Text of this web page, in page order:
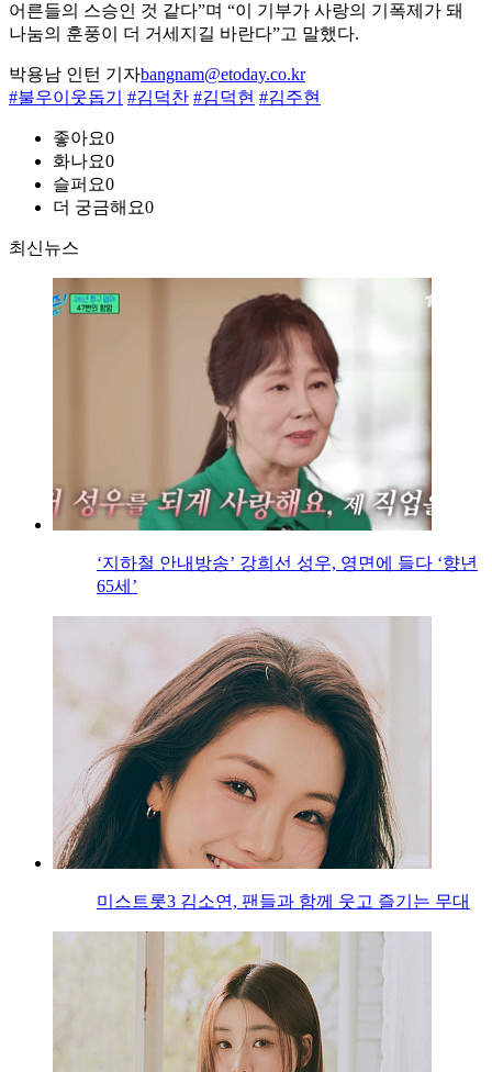
어른들의 스승인 것 같다”며 “이 기부가 사랑의 기폭제가 돼
나눔의 훈풍이 더 거세지길 바란다”고 말했다.
박용남 인턴 기자bangnam@etoday.co.kr
#불우이웃돕기
#김덕찬 #김덕현 #김주현
좋아요0
화나요0
슬퍼요0
더 궁금해요0
최신뉴스
‘지하철 안내방송’ 강희선 성우, 영면에 들다 ‘향년
65세’
미스트롯3 김소연, 팬들과 함께 웃고 즐기는 무대